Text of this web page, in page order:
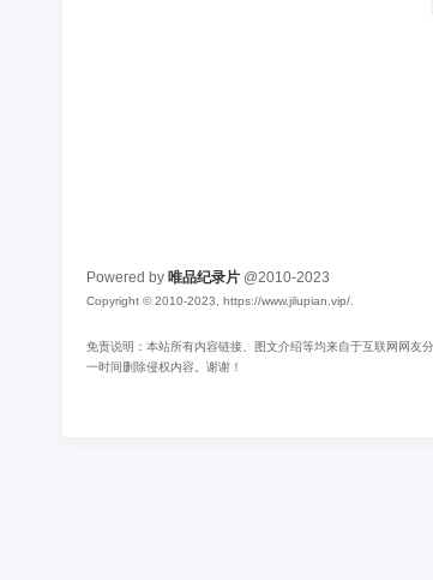
Powered by 唯品纪录片 @2010-2023
Copyright © 2010-2023, https://www.jilupian.vip/.
免责说明：本站所有内容链接、图文介绍等均来自于互联网网
一时间删除侵权内容。谢谢！